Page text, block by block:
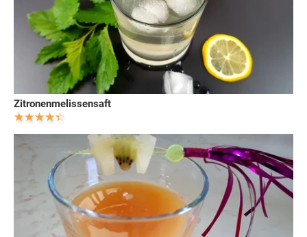
Zitronenmelissensaft